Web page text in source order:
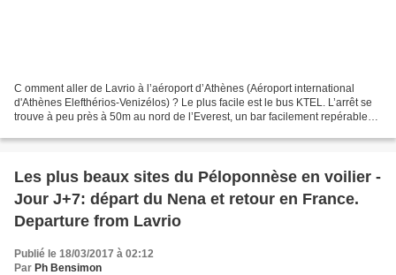
C omment aller de Lavrio à l’aéroport d’Athènes (Aéroport international
d'Athènes Elefthérios-Venizélos) ? Le plus facile est le bus KTEL. L’arrêt se
trouve à peu près à 50m au nord de l’Everest, un bar facilement repérable
Les plus beaux sites du Péloponnèse en voilier -
Jour J+7: départ du Nena et retour en France.
Departure from Lavrio
Publié le 18/03/2017 à 02:12
Par Ph Bensimon